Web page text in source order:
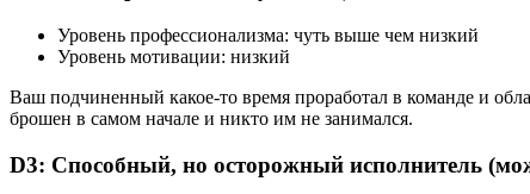
Уровень профессионализма: чуть выше чем низкий
Уровень мотивации: низкий
Ваш подчиненный какое-то время проработал в команде и
брошен в самом начале и никто им не занимался.
D3: Способный, но осторожный исполнитель